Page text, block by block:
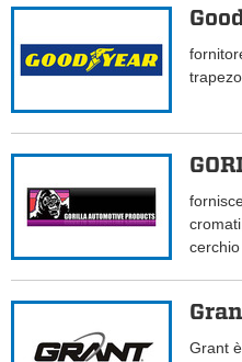
cerchio
Grant